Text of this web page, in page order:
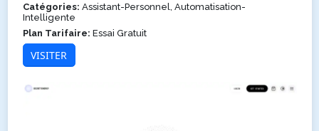
Catégories: Assistant-Personnel, Automatisation-
Intelligente
Plan Tarifaire: Essai Gratuit
VISITER